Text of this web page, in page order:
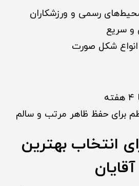
رسمی و ورزشکاران
و سریع
انواع شکل صورت
برای حفظ ظاهر مرتب و سالم
انتخاب بهترین